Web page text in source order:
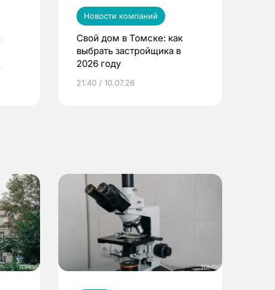
Новости компаний
Свой дом в Томске: как
выбрать застройщика в
2026 году
21:40 / 10.07.26